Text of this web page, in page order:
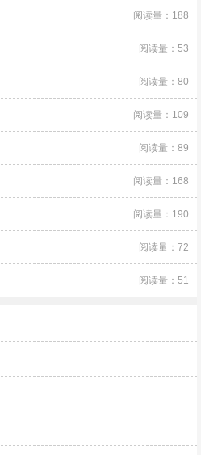
阅读量：188
阅读量：53
阅读量：80
阅读量：109
阅读量：89
阅读量：168
阅读量：190
阅读量：72
阅读量：51